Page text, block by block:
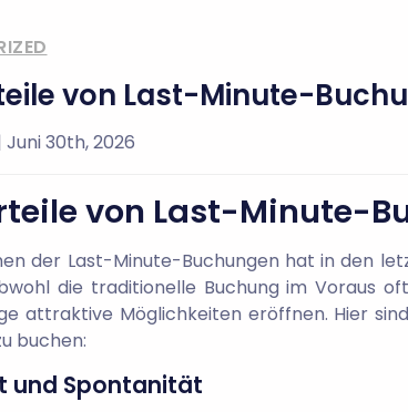
von Last-Minute-
Juni 30th, 2026
von Last-Minute-
der Last-Minute-Buchungen hat in den
die traditionelle Buchung im Voraus
attraktive Möglichkeiten eröffnen. Hier
buchen:
und Spontanität